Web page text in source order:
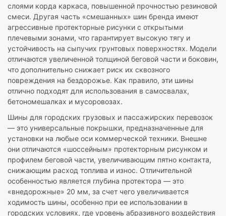
слоями корда каркаса, повышенной прочностью резиновой
смеси. Другая часть «смешанных» шин бренда имеют
агрессивные протекторные рисунки с открытыми
плечевыми зонами, что гарантирует высокую тягу и
устойчивость на сыпучих грунтовых поверхностях. Модели
отличаются увеличенной толщиной беговой части и боковин,
что дополнительно снижает риск их сквозного
повреждения на бездорожье. Как правило, эти шины
отлично подходят для использования в самосвалах,
бетономешалках и мусоровозах.
Шины для городских грузовых и пассажирских перевозок
— это универсальные покрышки, предназначенные для
установки на любые оси коммерческой техники. Внешне
они отличаются «шоссейным» протекторным рисунком и
профилем беговой части, увеличивающим пятно контакта,
снижающим расход топлива и износ. Отличительной
особенностью является глубина протектора — это
«внедорожные» 20 мм, за счет чего увеличивается
ходимость шины, особенно при ее использовании в
городских условиях, где уровень абразивного воздействия